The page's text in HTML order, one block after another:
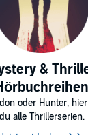
&
oder Hunter,
du alle Thrillerserien.